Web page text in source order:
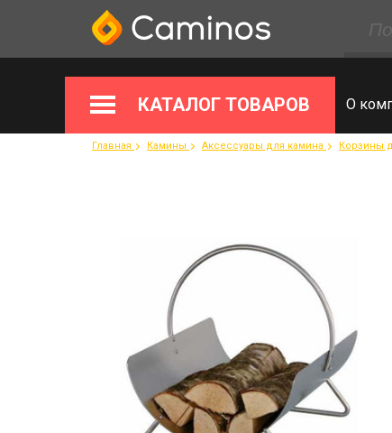
КАТАЛОГ ТОВАРОВ О
Главная Камины Аксессуары для камина Корзины